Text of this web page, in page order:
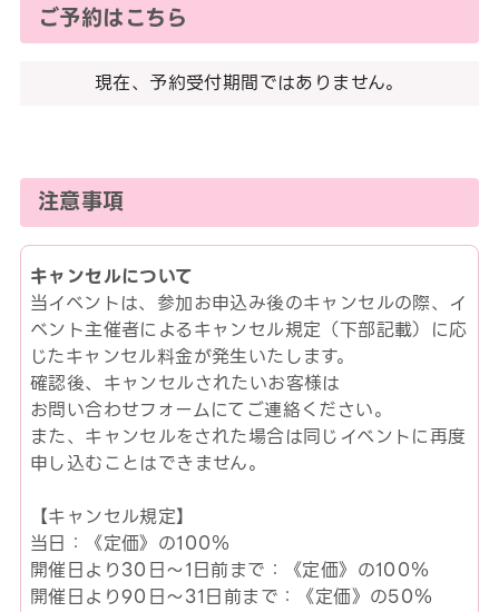
ご予約はこちら
現在、予約受付期間ではありません。
注意事項
キャンセルについて
当イベントは、参加お申込み後のキャンセルの際、イ
ベント主催者によるキャンセル規定（下部記載）に応
じたキャンセル料金が発生いたします。
確認後、キャンセルされたいお客様は
お問い合わせフォームにてご連絡ください。
また、キャンセルをされた場合は同じイベントに再度
申し込むことはできません。
【キャンセル規定】
当日：《定価》の100％
開催日より30日～1日前まで：《定価》の100％
開催日より90日～31日前まで：《定価》の50％